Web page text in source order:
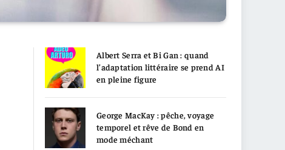
Albert Serra et Bi Gan : quand
l’adaptation littéraire se prend AI
en pleine figure
George MacKay : pêche, voyage
temporel et rêve de Bond en
mode méchant